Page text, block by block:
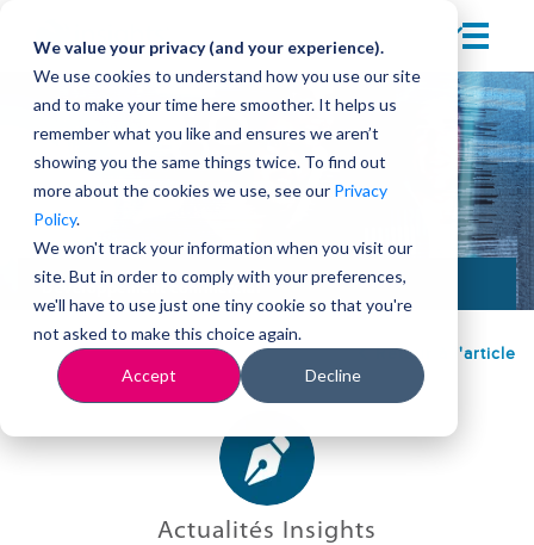
We value your privacy (and your experience).
We use cookies to understand how you use our site
and to make your time here smoother. It helps us
remember what you like and ensures we aren’t
showing you the same things twice. To find out
more about the cookies we use, see our Privacy
Policy.
We won't track your information when you visit our
site. But in order to comply with your preferences,
we'll have to use just one tiny cookie so that you're
not asked to make this choice again.
Accept Decline
Développement commercial
Retour à l'article
Actualités Insights